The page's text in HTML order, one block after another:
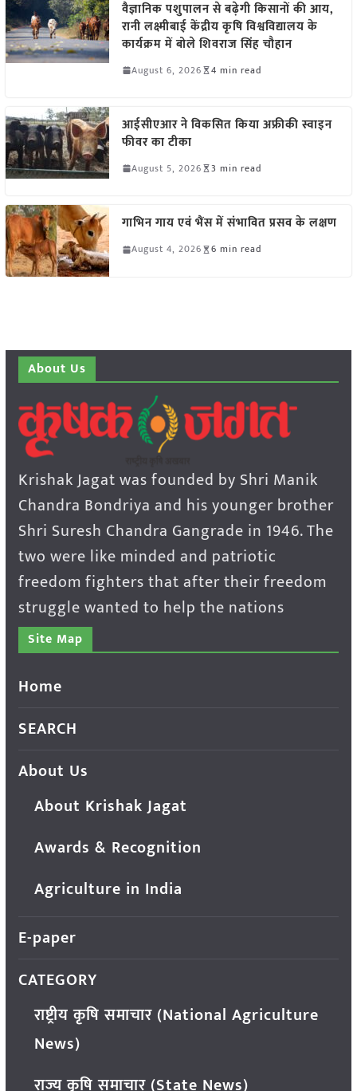
वैज्ञानिक पशुपालन से बढ़ेगी किसानों की आय,
रानी लक्ष्मीबाई केंद्रीय कृषि विश्वविद्यालय के
कार्यक्रम में बोले शिवराज सिंह चौहान
August 6, 2026 4 min read
आईसीएआर ने विकसित किया अफ्रीकी स्वाइन
फीवर का टीका
August 5, 2026 3 min read
गाभिन गाय एवं भैंस में संभावित प्रसव के लक्षण
August 4, 2026 6 min read
About Us
Krishak Jagat was founded by Shri Manik
Chandra Bondriya and his younger brother
Shri Suresh Chandra Gangrade in 1946. The
two were like minded and patriotic
freedom fighters that after their freedom
struggle wanted to help the nations
Site Map
Home
SEARCH
About Us
About Krishak Jagat
Awards & Recognition
Agriculture in India
E-paper
CATEGORY
राष्ट्रीय कृषि समाचार (National Agriculture
News)
राज्य कृषि समाचार (State News)